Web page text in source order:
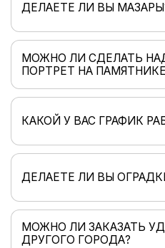
ДЕЛАЕТЕ ЛИ ВЫ
МОЖНО ЛИ СДЕЛАТЬ
ПОРТРЕТ НА
КАКОЙ У ВАС ГРАФИК
ДЕЛАЕТЕ ЛИ ВЫ
МОЖНО ЛИ ЗАКАЗАТЬ
ДРУГОГО ГОРОДА?